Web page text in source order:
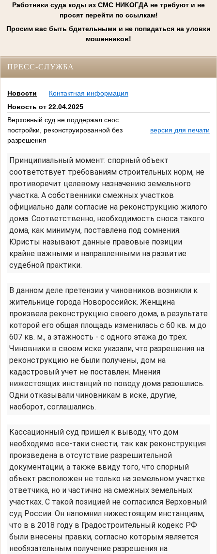
Работники суда коды из СМС НИКОГДА не требуют и не
просят перейти по ссылкам!
Просим вас быть бдительными и не попадаться на уловки
мошенников!
ПРЕСС-СЛУЖБА
Новости
Контактная информация
Новость от 22.04.2025
Верховный суд не поддержал снос
постройки, реконструированной без
разрешения
версия для печати
Принципиальный момент: спорный объект
соответствует требованиям строительных норм, не
противоречит целевому назначению земельного
участка. А собственники смежных участков
официально дали согласие на реконструкцию жилого
дома. Соответственно, необходимость сноса такого
дома, как минимум, поставлена под сомнения.
Юристы называют данные правовые позиции
крайне важными и направленными на развитие
судебной практики.
В данном деле претензии у чиновников возникли к
жительнице города Новороссийск. Женщина
произвела реконструкцию своего дома, в результате
которой его общая площадь изменилась с 60 кв. м до
607 кв. м., а этажность - с одного этажа до трех.
Чиновники в своем иске указали, что разрешения на
реконструкцию не были получены, дом на
кадастровый учет не поставлен. Мнения
нижестоящих инстанций по поводу дома разошлись.
Одни отказывали чиновникам в иске, другие,
наоборот, соглашались.
Кассационный суд пришел к выводу, что дом
необходимо все-таки снести, так как реконструкция
произведена в отсутствие разрешительной
документации, а также ввиду того, что спорный
объект расположен не только на земельном участке
ответчика, но и частично на смежных земельных
участках. С такой позицией не согласился Верховный
суд России. Он напомнил нижестоящим инстанциям,
что в в 2018 году в Градостроительный кодекс РФ
были внесены правки, согласно которым является
необязательным получение разрешения на